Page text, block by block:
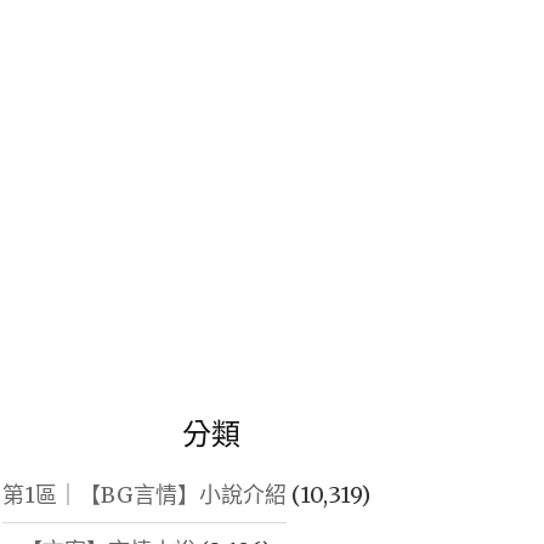
分類
第1區｜【BG言情】小說介紹 (10,319)